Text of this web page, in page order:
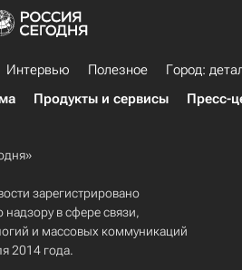
Интервью Полезное
Город:
Продукты и сервисы Пресс-
зарегистрировано
в сфере связи,
и массовых коммуникаций
2014 года.